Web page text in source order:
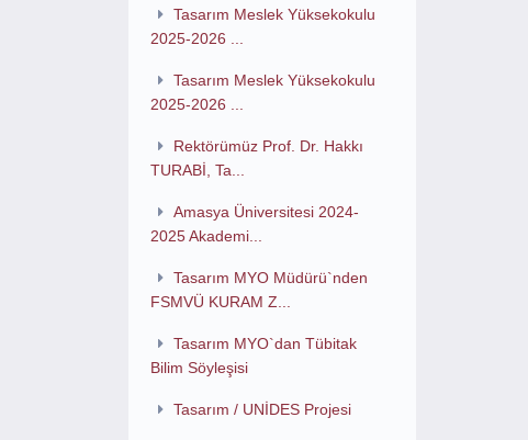
Tasarım Meslek Yüksekokulu
2025-2026 ...
Tasarım Meslek Yüksekokulu
2025-2026 ...
Rektörümüz Prof. Dr. Hakkı
TURABİ, Ta...
Amasya Üniversitesi 2024-
2025 Akademi...
Tasarım MYO Müdürü`nden
FSMVÜ KURAM Z...
Tasarım MYO`dan Tübitak
Bilim Söyleşisi
Tasarım / UNİDES Projesi